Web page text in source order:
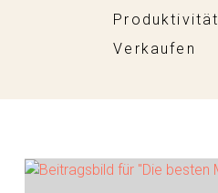
Produktivität
Verkaufen